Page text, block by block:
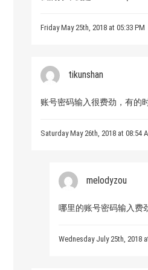
Friday May 25th, 2018 at 05:33 PM
tikunshan
账号密码输入很费劲，有的
Saturday May 26th, 2018 at 08:54
melodyzou
哪里的账号密码输入费
Wednesday July 25th, 2018